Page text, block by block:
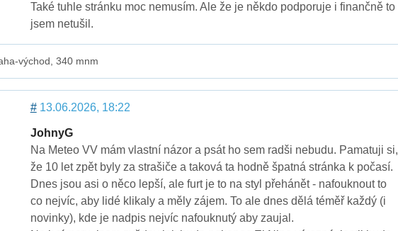
Také tuhle stránku moc nemusím. Ale že je někdo podporuje i finančně to
jsem netušil.
východ, 340 mnm
#13.06.2026, 18:22
JohnyG
Na Meteo VV mám vlastní názor a psát ho sem radši nebudu. Pamatuji si,
že 10 let zpět byly za strašiče a taková ta hodně špatná stránka k počasí.
Dnes jsou asi o něco lepší, ale furt je to na styl přehánět - nafouknout to
co nejvíc, aby lidé klikaly a měly zájem. To ale dnes dělá téměř každý (i
novinky), kde je nadpis nejvíc nafouknutý aby zaujal.